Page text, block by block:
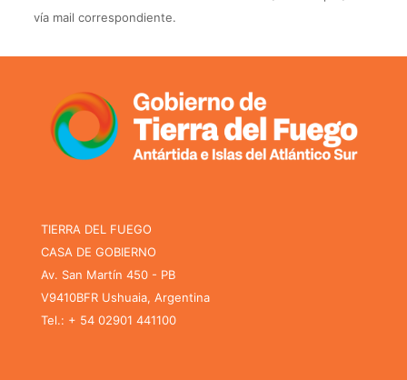
vía mail correspondiente.
TIERRA DEL FUEGO
CASA DE GOBIERNO
Av. San Martín 450 - PB
V9410BFR Ushuaia, Argentina
Tel.: + 54 02901 441100